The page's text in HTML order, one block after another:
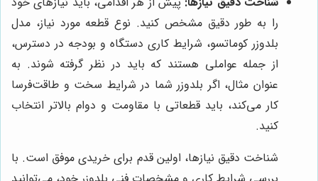
را به طور دقیق مشخص کنید. نوع قطعه مورد نیاز، مدل
بلدوزر کوماتسو، شرایط کاری دستگاه و بودجه در دسترس،
از جمله عواملی هستند که باید در نظر گرفته شوند. به
عنوان مثال، اگر بلدوزر شما در شرایط سخت و طاقت‌فرسا
کار می‌کند، باید قطعاتی با مقاومت و دوام بالاتر انتخاب
کنید.
شناخت دقیق نیازها، اولین قدم برای خریدی موفق است. با